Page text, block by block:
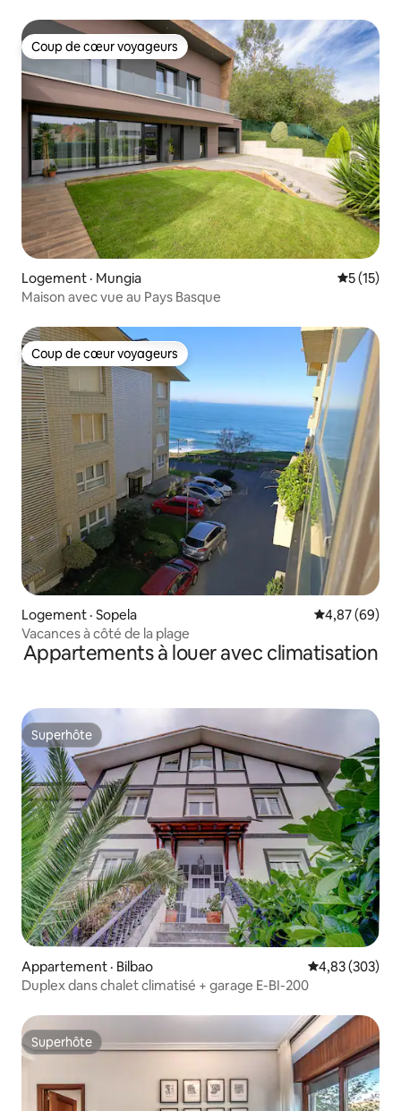
Coup de cœur voyageurs
Coup de cœur voyageurs
Logement · Mungia Note
5 (15)
Maison avec vue au Pays Basque
Coup de cœur voyageurs
Coup de cœur voyageurs
Logement · Sopela Note
4,87 (69)
Vacances à côté de la plage
Appartements à louer avec climatisation
Superhôte
Superhôte
Appartement · Bilbao Note
4,83 (303)
Duplex dans chalet climatisé + garage E-BI-200
Superhôte
Superhôte